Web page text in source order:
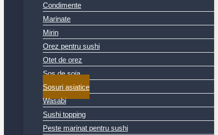
Condimente
Marinate
Mirin
Orez pentru sushi
Otet de orez
Sos de soia
Sosuri asiatice
Wasabi
Sushi topping
Peste marinat pentru sushi